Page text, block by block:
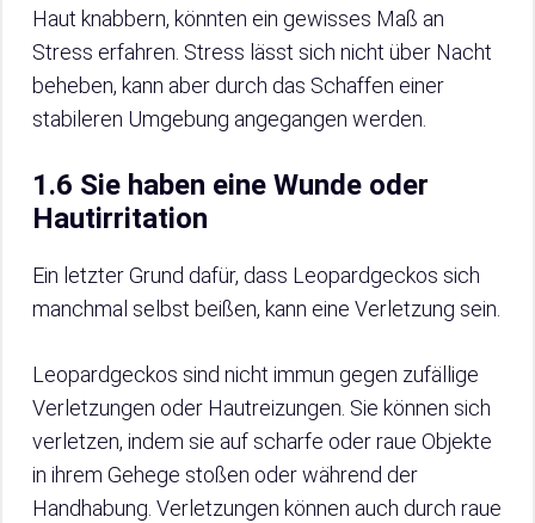
Haut knabbern, könnten ein gewisses Maß an
Stress erfahren. Stress lässt sich nicht über Nacht
beheben, kann aber durch das Schaffen einer
stabileren Umgebung angegangen werden.
1.6 Sie haben eine Wunde oder
Hautirritation
Ein letzter Grund dafür, dass Leopardgeckos sich
manchmal selbst beißen, kann eine Verletzung sein.
Leopardgeckos sind nicht immun gegen zufällige
Verletzungen oder Hautreizungen. Sie können sich
verletzen, indem sie auf scharfe oder raue Objekte
in ihrem Gehege stoßen oder während der
Handhabung. Verletzungen können auch durch raue